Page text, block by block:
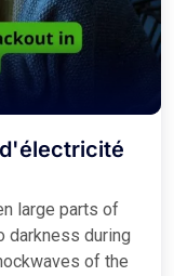
d'électricité
large parts of
darkness during
of the